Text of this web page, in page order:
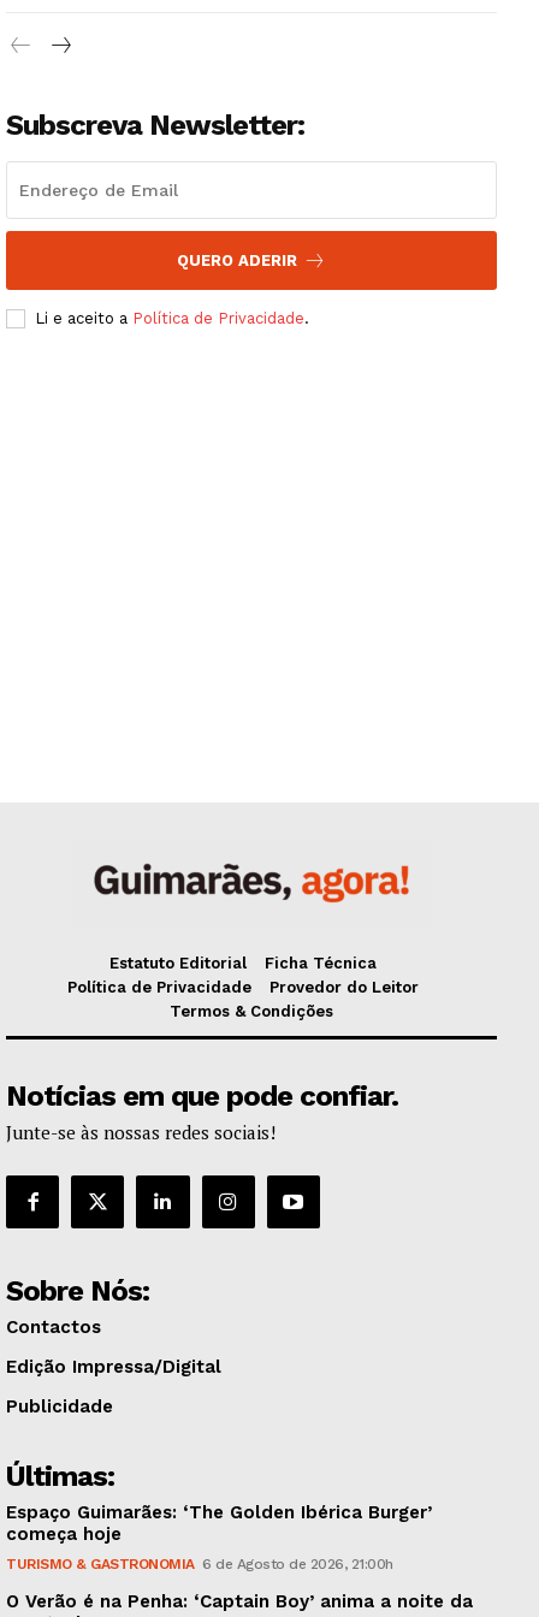
Subscreva Newsletter:
QUERO ADERIR
Li e aceito a Política de Privacidade.
Estatuto Editorial
Ficha Técnica
Política de Privacidade
Provedor do Leitor
Termos & Condições
Notícias em que pode confiar.
Junte-se às nossas redes sociais!
Sobre Nós:
Contactos
Edição Impressa/Digital
Publicidade
Últimas:
Espaço Guimarães: ‘The Golden Ibérica Burger’
começa hoje
TURISMO & GASTRONOMIA 6 de Agosto de 2026, 21:00h
O Verão é na Penha: ‘Captain Boy’ anima a noite da